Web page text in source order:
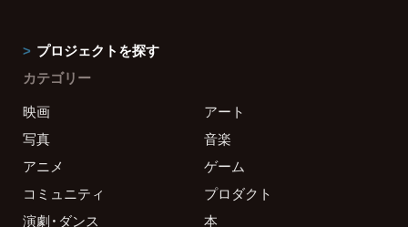
プロジェクトを探す
カテゴリー
映画
アート
写真
音楽
アニメ
ゲーム
コミュニティ
プロダクト
演劇・ダンス
本